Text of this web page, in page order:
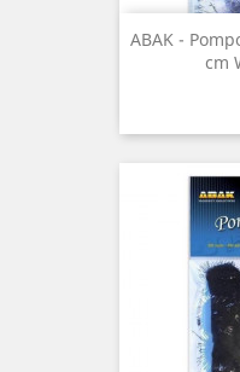
ABAK -
cm